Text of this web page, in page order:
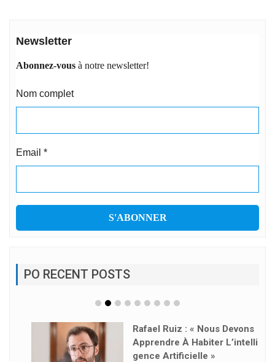
Newsletter
Abonnez-vous à notre newsletter!
Nom complet
Email *
PO RECENT POSTS
Rafael Ruiz : « Nous Devons
Apprendre À Habiter L’intelli
Gence Artificielle »